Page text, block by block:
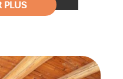
PLUS